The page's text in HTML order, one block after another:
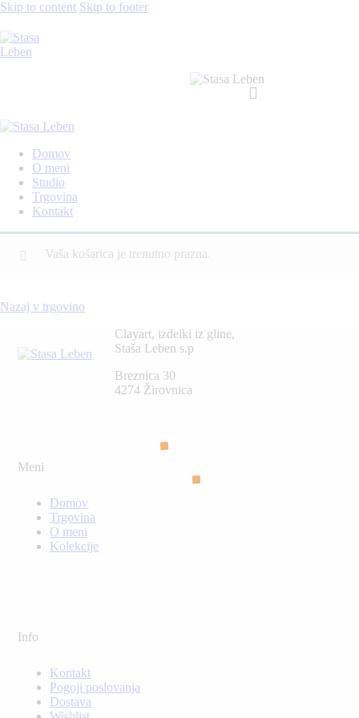
Skip to content Skip to footer
Domov
O meni
Studio
Trgovina
Kontakt
Vaša košarica je trenutno prazna.
Nazaj v trgovino
Clayart, izdelki iz gline,
Staša Leben s.p
Breznica 30
4274 Žirovnica
Meni
Domov
Trgovina
O meni
Kolekcije
Info
Kontakt
Pogoji poslovanja
Dostava